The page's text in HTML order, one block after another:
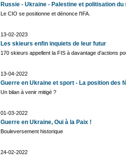
Russie - Ukraine - Palestine et politisation du
Le CIO se positionne et dénonce l'IFA.
13-02-2023
Les skieurs enfin inquiets de leur futur
170 skieurs appellent la FIS à davantage d’actions
13-04-2022
Guerre en Ukraine et sport - La position des
Un bilan à venir mitigé ?
01-03-2022
Guerre en Ukraine, Oui à la Paix !
Bouleversement historique
24-02-2022